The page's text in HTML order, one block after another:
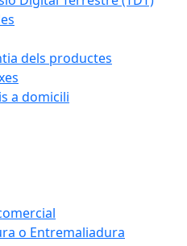
dels productes
a domicili
o Entremaliadura